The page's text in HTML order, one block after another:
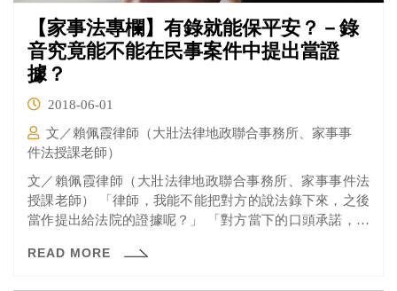
【家事法專欄】有錄就能保平安？－錄
音究竟能不能在民事案件中提出當證
據？
2018-06-01
文／賴佩霞律師（大壯法律地政聯合事務所、家事事
件法授課老師）
文／賴佩霞律師（大壯法律地政聯合事務所、家事事件法
授課老師） 「律師，我能不能把對方的說法錄下來，之後
當作提出給法院的證據呢？」 「對方當下的口頭承諾，我
READ MORE